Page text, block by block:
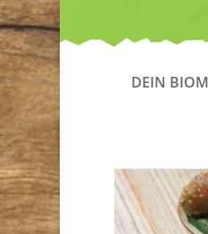
DEIN